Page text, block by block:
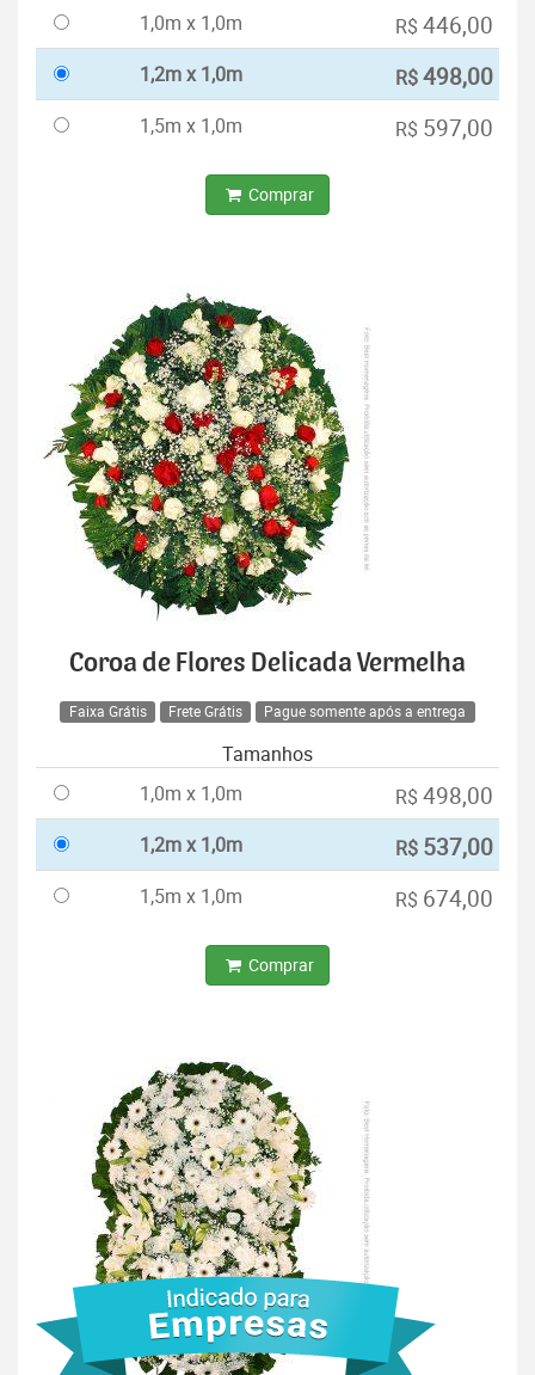
1,0m x 1,0m R$ 446,00
1,2m x 1,0m R$498,00
1,5m x 1,0m R$ 597,00
Comprar
Coroa de Flores Delicada Vermelha
Faixa Grátis Frete Grátis Pague somente após a entrega
Tamanhos
1,0m x 1,0m
R$ 498,00
1,2m x 1,0m R$ 537,00
1,5m x 1,0m R$ 674,00
Comprar